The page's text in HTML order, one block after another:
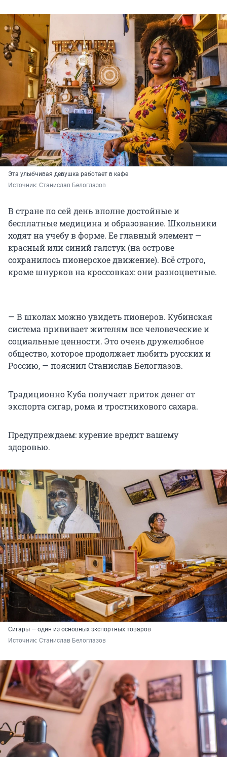
Эта улыбчивая девушка работает в кафе
Источник: Станислав Белоглазов
В стране по сей день вполне достойные и
бесплатные медицина и образование. Школьники
ходят на учебу в форме. Ее главный элемент —
красный или синий галстук (на острове
сохранилось пионерское движение). Всё строго,
кроме шнурков на кроссовках: они разноцветные.
— В школах можно увидеть пионеров. Кубинская
система прививает жителям все человеческие и
социальные ценности. Это очень дружелюбное
общество, которое продолжает любить русских и
Россию, — пояснил Станислав Белоглазов.
Традиционно Куба получает приток денег от
экспорта сигар, рома и тростникового сахара.
Предупреждаем: курение вредит вашему
здоровью.
Сигары — один из основных экспортных товаров
Источник: Станислав Белоглазов